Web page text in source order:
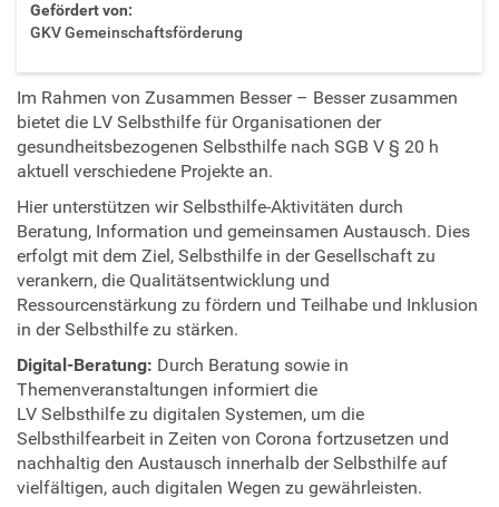
Gefördert von:
GKV Gemeinschaftsförderung
Im Rahmen von Zusammen Besser – Besser zusammen
bietet die LV Selbsthilfe für Organisationen der
gesundheitsbezogenen Selbsthilfe nach SGB V § 20 h
aktuell verschiedene Projekte an.
Hier unterstützen wir Selbsthilfe-Aktivitäten durch
Beratung, Information und gemeinsamen Austausch. Dies
erfolgt mit dem Ziel, Selbsthilfe in der Gesellschaft zu
verankern, die Qualitätsentwicklung und
Ressourcenstärkung zu fördern und Teilhabe und Inklusion
in der Selbsthilfe zu stärken.
Digital-Beratung: Durch Beratung sowie in
Themenveranstaltungen informiert die
LV Selbsthilfe zu digitalen Systemen, um die
Selbsthilfearbeit in Zeiten von Corona fortzusetzen und
nachhaltig den Austausch innerhalb der Selbsthilfe auf
vielfältigen, auch digitalen Wegen zu gewährleisten.